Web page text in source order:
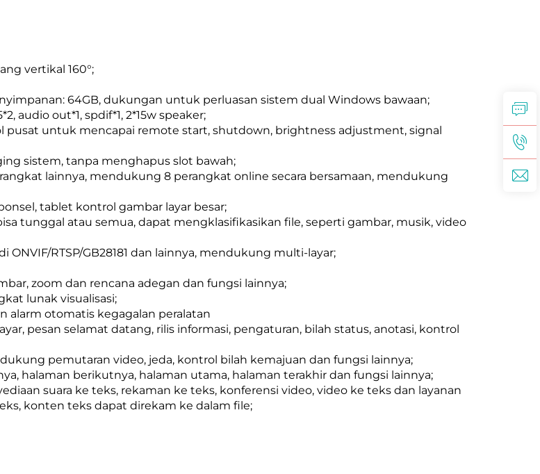
vertikal 160°;
64GB, dukungan untuk perluasan sistem dual Windows bawaan;
audio out*1, spdif*1, 2*15w speaker;
untuk mencapai remote start, shutdown, brightness adjustment, signal
sistem, tanpa menghapus slot bawah;
lainnya, mendukung 8 perangkat online secara bersamaan, mendukung
tablet kontrol gambar layar besar;
tunggal atau semua, dapat mengklasifikasikan file, seperti gambar, musik, video
RTSP/GB28181 dan lainnya, mendukung multi-layar;
zoom dan rencana adegan dan fungsi lainnya;
lunak visualisasi;
alarm otomatis kegagalan peralatan
pesan selamat datang, rilis informasi, pengaturan, bilah status, anotasi, kontrol
pemutaran video, jeda, kontrol bilah kemajuan dan fungsi lainnya;
halaman berikutnya, halaman utama, halaman terakhir dan fungsi lainnya;
suara ke teks, rekaman ke teks, konferensi video, video ke teks dan layanan
konten teks dapat direkam ke dalam file;